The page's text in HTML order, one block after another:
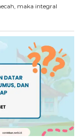
maka integral